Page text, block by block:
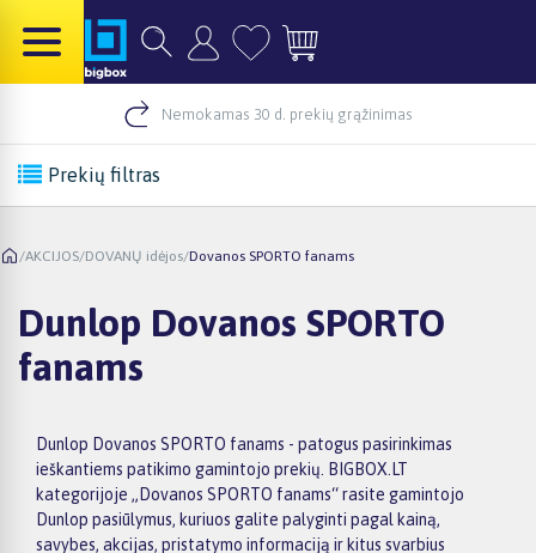
Nemokamas 30 d. prekių grąžinimas
Prekių filtras
/AKCIJOS/DOVANŲ idėjos/Dovanos SPORTO fanams
Dunlop Dovanos SPORTO
fanams
Dunlop Dovanos SPORTO fanams - patogus pasirinkimas
ieškantiems patikimo gamintojo prekių. BIGBOX.LT
kategorijoje „Dovanos SPORTO fanams“ rasite gamintojo
Dunlop pasiūlymus, kuriuos galite palyginti pagal kainą,
savybes, akcijas, pristatymo informaciją ir kitus svarbius